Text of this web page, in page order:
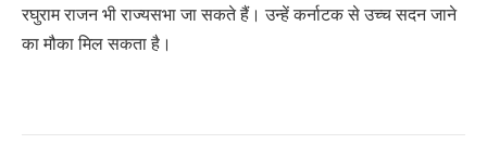
रघुराम राजन भी राज्यसभा जा सकते हैं। उन्हें कर्नाटक से उच्च सदन जाने
का मौका मिल सकता है।